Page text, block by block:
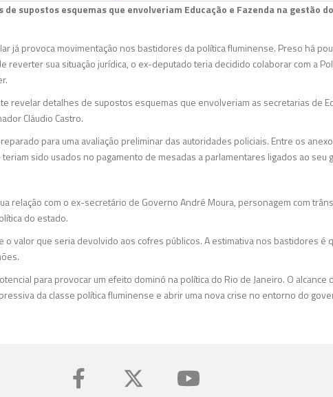
supostos esquemas que envolveriam Educação e Fazenda na gestão
já provoca movimentação nos bastidores da política fluminense. Preso há
reverter sua situação jurídica, o ex-deputado teria decidido colaborar com a
revelar detalhes de supostos esquemas que envolveriam as secretarias de
Cláudio Castro.
para uma avaliação preliminar das autoridades policiais. Entre os
sido usados no pagamento de mesadas a parlamentares ligados ao seu
relação com o ex-secretário de Governo André Moura, personagem com
do estado.
o valor que seria devolvido aos cofres públicos. A estimativa nos bastidores é
para provocar um efeito dominó na política do Rio de Janeiro. O alcance
da classe política fluminense e abrir uma nova crise no entorno do